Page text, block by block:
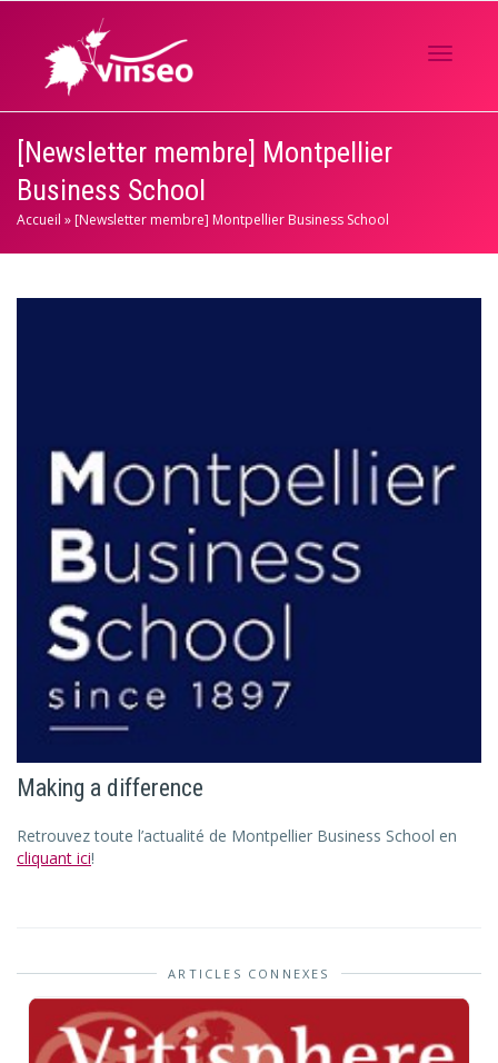
[Newsletter membre] Montpellier
Business School
Accueil »[Newsletter membre] Montpellier Business School
Making a difference
Retrouvez toute l’actualité de Montpellier Business School en
cliquant ici!
ARTICLES CONNEXES